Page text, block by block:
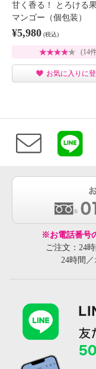
甘く香る！ とろける
マンゴー（個包装）
¥5,980 (税込)
(14
お気に入りに
※お電話番号
ご注文：24
24時間